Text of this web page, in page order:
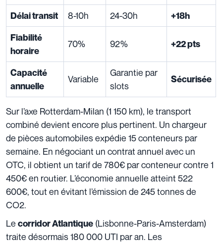
Délai transit 8-10h 24-30h +18h
Fiabilité
horaire
70% 92% +22 pts
Capacité
annuelle
Variable
Garantie par
slots
Sécurisée
Sur l’axe Rotterdam-Milan (1 150 km), le transport
combiné devient encore plus pertinent. Un chargeur
de pièces automobiles expédie 15 conteneurs par
semaine. En négociant un contrat annuel avec un
OTC, il obtient un tarif de 780€ par conteneur contre 1
450€ en routier. L’économie annuelle atteint 522
600€, tout en évitant l’émission de 245 tonnes de
CO2.
Le corridor Atlantique (Lisbonne-Paris-Amsterdam)
traite désormais 180 000 UTI par an. Les